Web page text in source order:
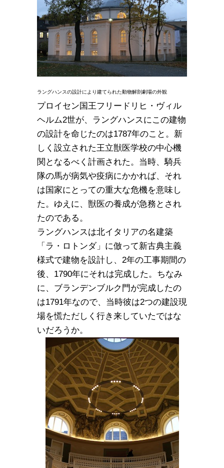
ラングハンスの設計により建てられた動物解剖劇場の外観
プロイセン国王フリードリヒ・ヴィル
ヘルム2世が、ラングハンスにこの建物
の設計を命じたのは1787年のこと。新
しく設立された王立獣医学校の中心機
関となるべく計画された。当時、騎兵
隊の馬が病気や疫病にかかれば、それ
は国家にとっての重大な危機を意味し
た。ゆえに、獣医の養成が急務とされ
たのである。
ラングハンスは北イタリアの名建築
「ラ・ロトンダ」に倣って新古典主義
様式で建物を設計し、2年の工事期間の
後、1790年にそれは完成した。ちなみ
に、ブランデンブルク門が完成したの
は1791年なので、当時彼は2つの建設現
場を慌ただしく行き来していたではな
いだろうか。